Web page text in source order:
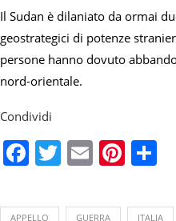
Il Sudan è dilaniato da ormai
geostrategici di potenze
persone hanno dovuto
nord-orientale.
Condividi
Facebook
Twitter
Email
APPELLO GUERRA ITALIA